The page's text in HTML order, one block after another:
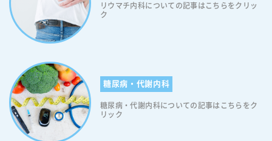
リウマチ内科についての記事はこちらをクリッ
ク
糖尿病・代謝内科
糖尿病・代謝内科についての記事はこちらをク
リック